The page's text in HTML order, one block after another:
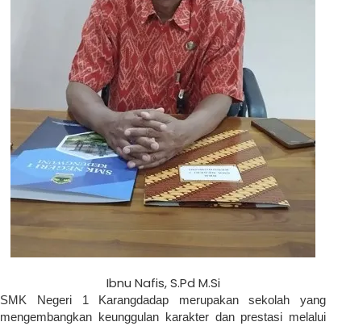
Ibnu Nafis, S.Pd M.Si
SMK Negeri 1 Karangdadap merupakan sekolah yang
mengembangkan keunggulan karakter dan prestasi melalui